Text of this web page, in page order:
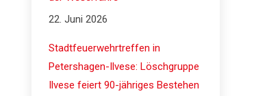
22. Juni 2026
Stadtfeuerwehrtreffen in
Petershagen-Ilvese: Löschgruppe
Ilvese feiert 90-jähriges Bestehen